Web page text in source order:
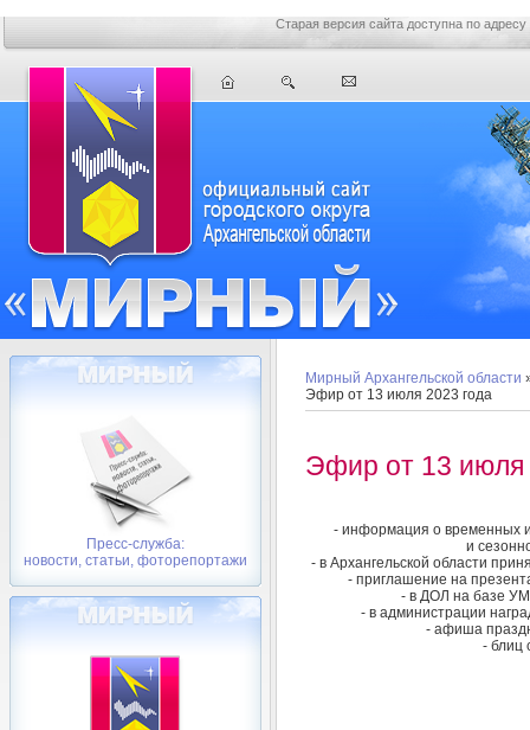
Старая версия сайта доступна по адресу
Пресс-служба:
новости, статьи, фоторепортажи
Мирный Архангельской области
Эфир от 13 июля 2023 года
Эфир от 13 июля
- информация о временных
и
- в Архангельской области
- приглашение на
- в ДОЛ на базе
- в администрации
- афиша
- блиц